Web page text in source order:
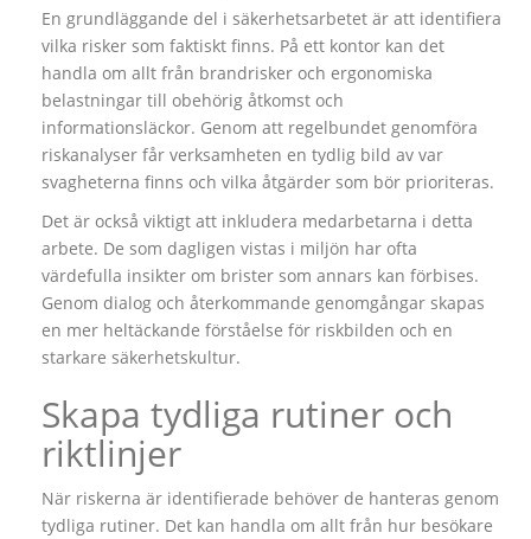
En grundläggande del i säkerhetsarbetet är att identifiera
vilka risker som faktiskt finns. På ett kontor kan det
handla om allt från brandrisker och ergonomiska
belastningar till obehörig åtkomst och
informationsläckor. Genom att regelbundet genomföra
riskanalyser får verksamheten en tydlig bild av var
svagheterna finns och vilka åtgärder som bör prioriteras.
Det är också viktigt att inkludera medarbetarna i detta
arbete. De som dagligen vistas i miljön har ofta
värdefulla insikter om brister som annars kan förbises.
Genom dialog och återkommande genomgångar skapas
en mer heltäckande förståelse för riskbilden och en
starkare säkerhetskultur.
Skapa tydliga rutiner och
riktlinjer
När riskerna är identifierade behöver de hanteras genom
tydliga rutiner. Det kan handla om allt från hur besökare